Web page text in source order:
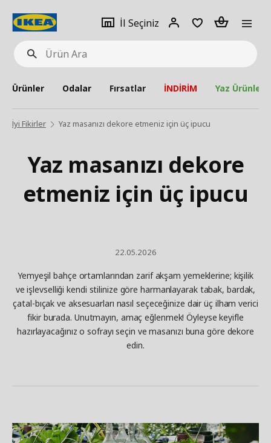
Ürün
Ara
İl Seçiniz
Giriş
Adet
Ürünler Odalar Fırsatlar İNDİRİM Yaz Ürünleri
İyi Fikirler Yaz masanızı dekore etmeniz için üç ipucu
Yaz masanızı dekore
etmeniz için üç ipucu
22.05.2026
Yemyeşil bahçe ortamlarından zarif akşam yemeklerine; kişilik
ve işlevselliği kendi stilinize göre harmanlayarak tabak, bardak,
çatal-bıçak ve aksesuarları nasıl seçeceğinize dair üç ilham verici
fikir burada. Unutmayın, amaç eğlenmek! Öyleyse keyifle
hazırlayacağınız o sofrayı seçin ve masanızı buna göre dekore
edin.